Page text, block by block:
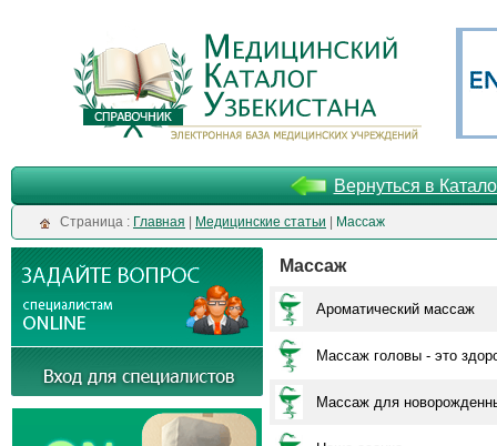
Вернуться в
Cтраница : Главная Медицинские статьи Массаж
Массаж
Ароматический массаж
Массаж головы - это
Массаж для